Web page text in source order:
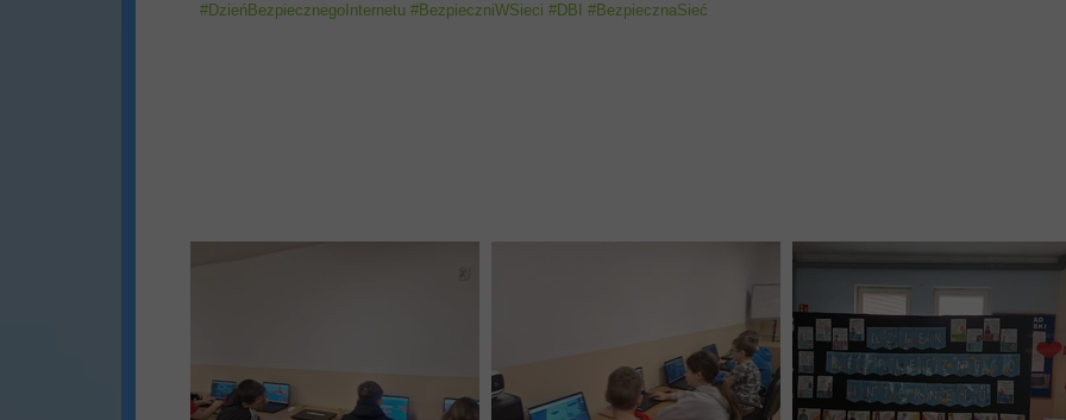
#DzieńBezpiecznegoInternetu #BezpieczniWSieci #DBI #BezpiecznaSieć